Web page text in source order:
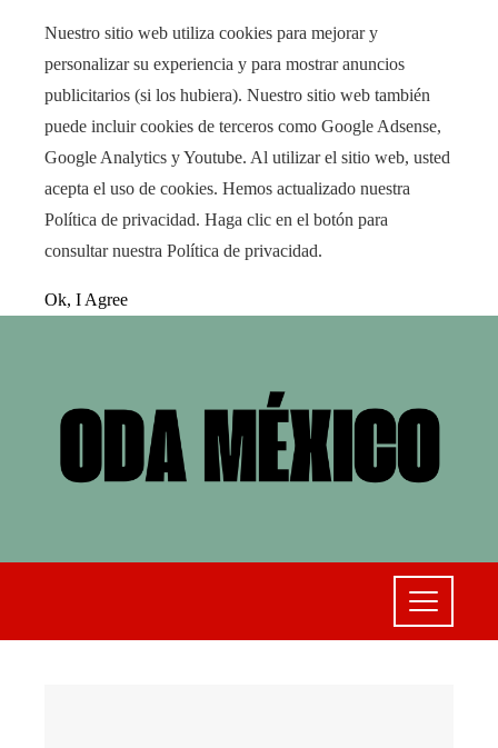
Nuestro sitio web utiliza cookies para mejorar y
personalizar su experiencia y para mostrar anuncios
publicitarios (si los hubiera). Nuestro sitio web también
puede incluir cookies de terceros como Google Adsense,
Google Analytics y Youtube. Al utilizar el sitio web, usted
acepta el uso de cookies. Hemos actualizado nuestra
Política de privacidad. Haga clic en el botón para
consultar nuestra Política de privacidad.
Ok, I Agree